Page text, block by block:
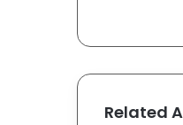
Related